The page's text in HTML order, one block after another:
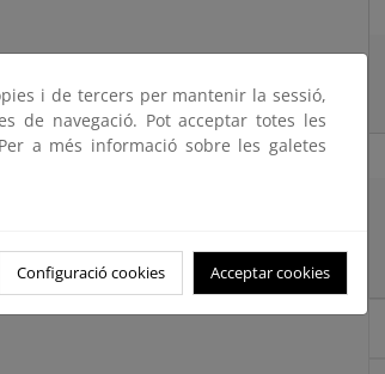
i de tercers per mantenir la sessió,
de navegació. Pot acceptar totes les
a més informació sobre les galetes
Configuració cookies Acceptar cookies